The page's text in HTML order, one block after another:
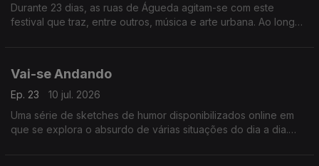
Durante 23 dias, as ruas de Águeda agitam-se com este
festival que traz, entre outros, música e arte urbana. Ao longo
Vai-se Andando
Ep. 23
10 jul. 2026
Uma série de sketches de humor disponibilizados online em
que se explora o absurdo de várias situações do dia a dia.